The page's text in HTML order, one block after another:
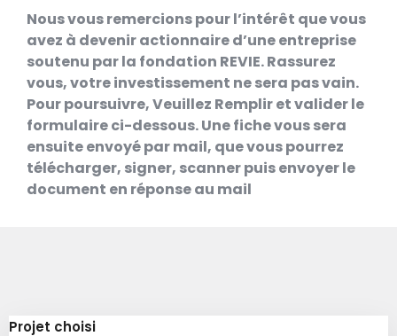
Nous vous remercions pour l’intérêt que vous
avez à devenir actionnaire d’une entreprise
soutenu par la fondation REVIE. Rassurez
vous, votre investissement ne sera pas vain.
Pour poursuivre, Veuillez Remplir et valider le
formulaire ci-dessous. Une fiche vous sera
ensuite envoyé par mail, que vous pourrez
télécharger, signer, scanner puis envoyer le
document en réponse au mail
Projet choisi